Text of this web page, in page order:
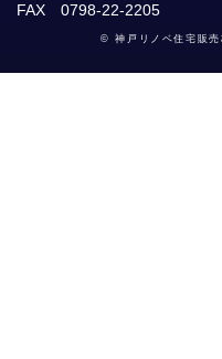
FAX 0798-22-2205
© 神戸リノベ住宅販